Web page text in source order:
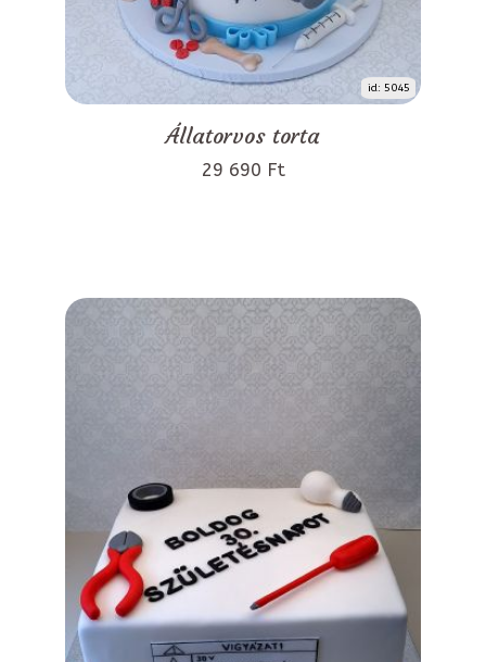
id: 5045
Állatorvos torta
29 690 Ft